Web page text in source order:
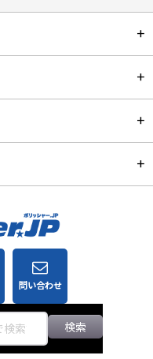
問い合わせ
検索